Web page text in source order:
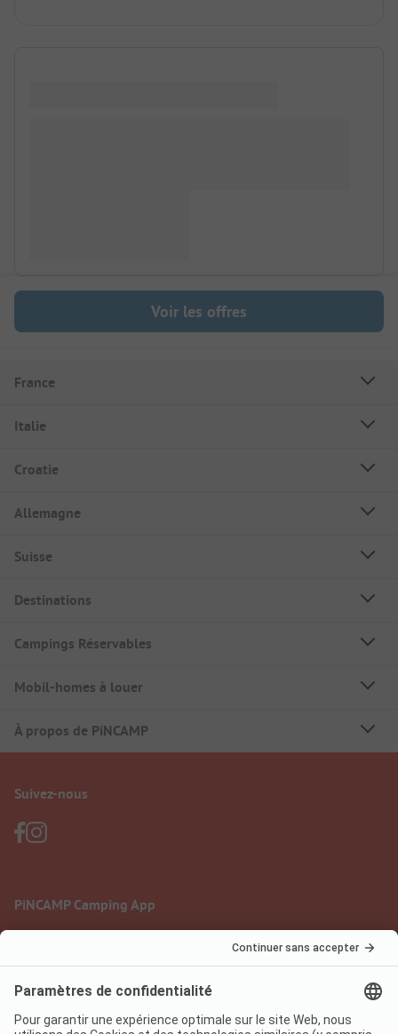
Voir les offres
France
Italie
Croatie
Allemagne
Suisse
Destinations
Campings Réservables
Mobil-homes à louer
À propos de PiNCAMP
Suivez-nous
PiNCAMP Camping App